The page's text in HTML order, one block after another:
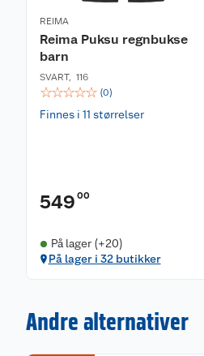
Vaskeanvisning
Normal maskinvask på
Ikke tørrens.
Bluesign®-godkjent
BIONIC-FINISH®ECO
REIMA
Reima Puksu regnbukse
barn
SVART, 116
☆☆☆☆☆ (0)
Finnes i 11 størrelser
549 00
På lager (+20)
På lager i 32 butikker
Andre alternativer